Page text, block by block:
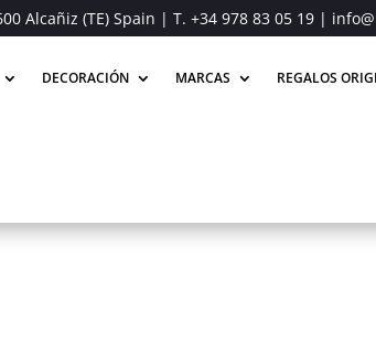
Alcañiz (TE) Spain | T. +34 978 83 05 19|
DECORACIÓN MARCAS REGALOS